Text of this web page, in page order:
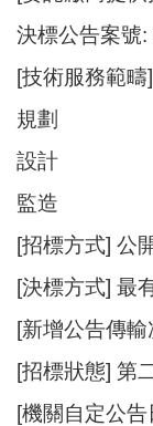
決標公告案號
[技術服務範疇]
規劃
設計
監造
[招標方式] 公
[決標方式] 最
[新增公告傳
[招標狀態] 第
[機關自定公